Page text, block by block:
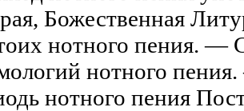
Божественная
нотного пения. —
нотного
нотного пения